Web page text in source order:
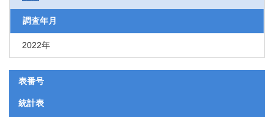
調査年月
2022年
表番号
統計表